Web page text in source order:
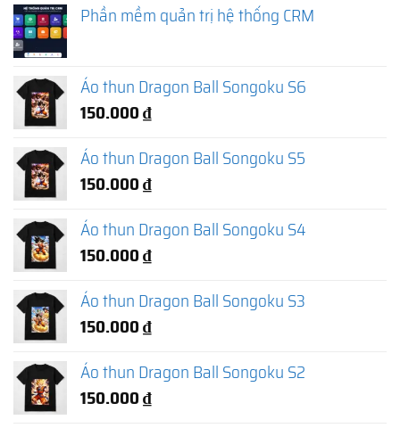
Phần mềm quản trị hệ thống CRM
Áo thun Dragon Ball Songoku S6
150.000₫
Áo thun Dragon Ball Songoku S5
150.000₫
Áo thun Dragon Ball Songoku S4
150.000₫
Áo thun Dragon Ball Songoku S3
150.000₫
Áo thun Dragon Ball Songoku S2
150.000₫